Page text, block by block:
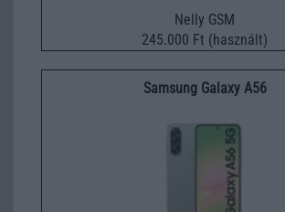
Nelly GSM
245.000 Ft (használt)
Samsung Galaxy A56